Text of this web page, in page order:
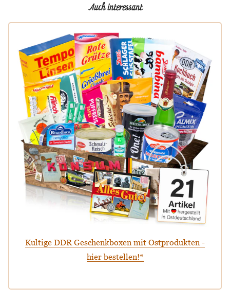
Auch interessant
Kultige DDR Geschenkboxen mit Ostprodukten -
hier bestellen!*